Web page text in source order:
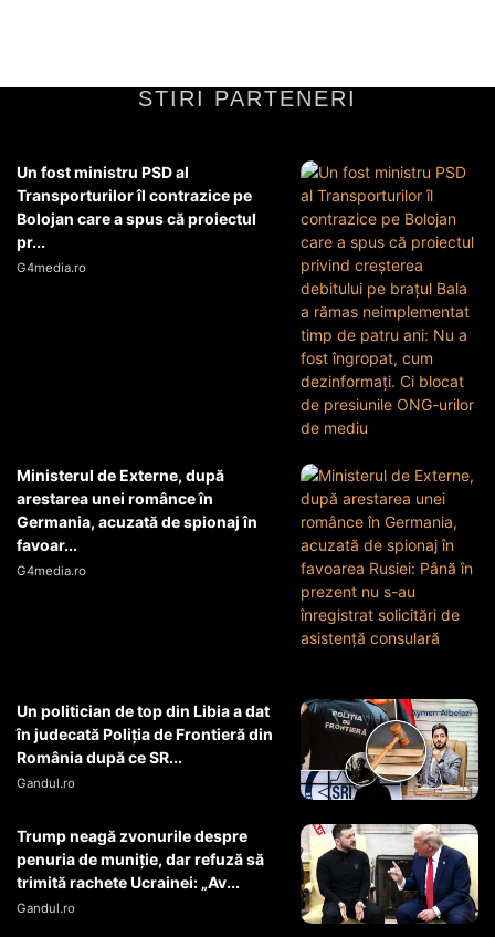
STIRI PARTENERI
Un fost ministru PSD al
Transporturilor îl contrazice pe
Bolojan care a spus că proiectul
pr...
G4media.ro
Ministerul de Externe, după
arestarea unei românce în
Germania, acuzată de spionaj în
favoar...
G4media.ro
Un politician de top din Libia a dat
în judecată Poliția de Frontieră din
România după ce SR...
Gandul.ro
Trump neagă zvonurile despre
penuria de muniție, dar refuză să
trimită rachete Ucrainei: „Av...
Gandul.ro